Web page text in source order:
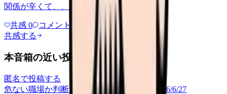
関係が辛くて、、、
共感 0 コメント
共感する
本音箱の近い投稿
匿名で投稿する
危ない職場か判断してほしい career-growth 2026/6/27